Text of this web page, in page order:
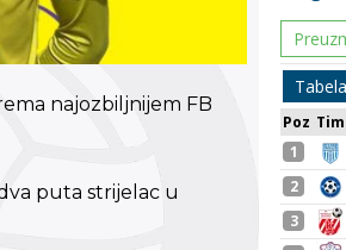
najozbiljnijem FB
puta strijelac u